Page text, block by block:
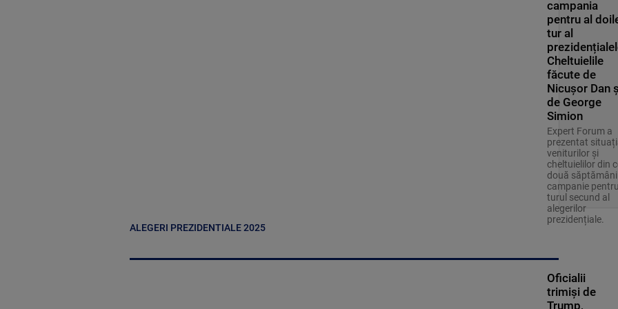
ALEGERI PREZIDENTIALE 2025
campania
pentru al
tur al
Cheltuielile
făcute de
Nicușor Dan
de George
Simion
Expert Forum a
prezentat
veniturilor și
cheltuielilor din
două
campanie pentru
turul secund al
alegerilor
prezidențiale.
Oficialii
trimiși de
Trump,